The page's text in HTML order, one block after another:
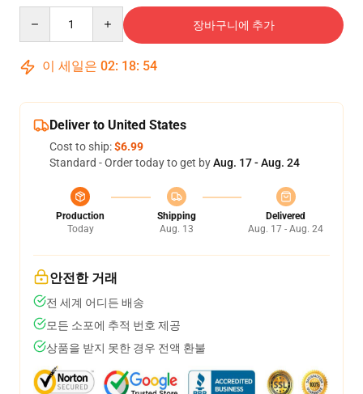
장바구니에 추가
이 세일은 02: 18: 53
Deliver to United States
Cost to ship:$6.99
Standard - Order today to get byAug. 17 - Aug. 24
Production
Today
Shipping
Aug. 13
Delivered
Aug. 17 - Aug. 24
안전한 거래
전 세계 어디든 배송
모든 소포에 추적 번호 제공
상품을 받지 못한 경우 전액 환불